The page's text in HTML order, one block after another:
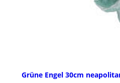
Grüne Engel 30cm